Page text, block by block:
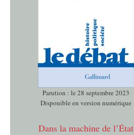
Parution : le 28 septembre 2023
Disponible en version numérique
Dans la machine de l’État